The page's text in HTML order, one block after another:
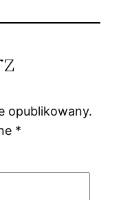
opublikowany.
*